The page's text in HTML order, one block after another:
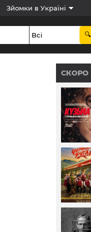
Зйомки в Україні
СКОРО